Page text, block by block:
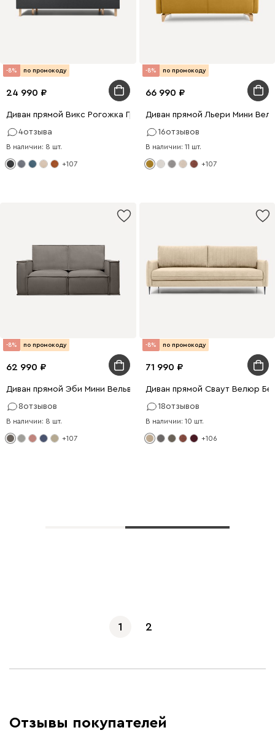
-8% по промокоду
24 990
Диван прямой Викс Рогожка Графитовый
4отзыва
В наличии: 8 шт.
+107
-8% по промокоду
66 990
Диван прямой Льери Мини
16отзывов
В наличии: 11 шт.
+107
-8% по промокоду
62 990
Диван прямой Эби Мини Вельвет Серый
8отзывов
В наличии: 8 шт.
+107
-8% по промокоду
71 990
Диван прямой Сваут Велюр
18отзывов
В наличии: 10 шт.
+106
1 2
Отзывы покупателей